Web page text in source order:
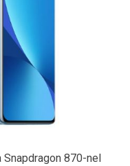
870-nel